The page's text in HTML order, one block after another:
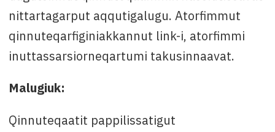
nittartagarput aqqutigalugu. Atorfimmut
qinnuteqarfiginiakkannut link-i, atorfimmi
inuttassarsiorneqartumi takusinnaavat.
Malugiuk:
Qinnuteqaatit pappilissatigut